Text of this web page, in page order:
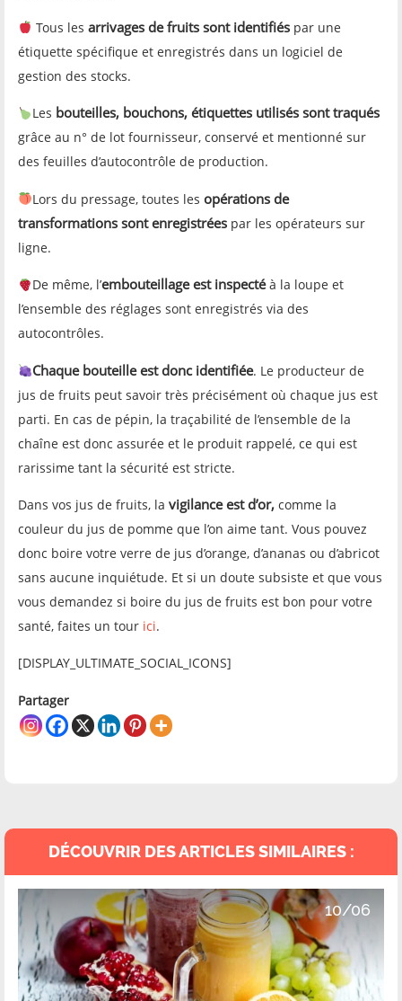
Tous les arrivages de fruits sont identifiéspar une
étiquette spécifique et enregistrés dans un logiciel de
gestion des stocks.
Les bouteilles, bouchons, étiquettes utilisés sont traqués
grâce au n° de lot fournisseur, conservé et mentionné sur
des feuilles d’autocontrôle de production.
Lors du pressage, toutes les opérations de
transformations sont enregistrées par les opérateurs sur
ligne.
De même, l’embouteillage est inspectéà la loupe et
l’ensemble des réglages sont enregistrés via des
autocontrôles.
Chaque bouteille est donc identifiée. Le producteur de
jus de fruits peut savoir très précisément où chaque jus est
parti. En cas de pépin, la traçabilité de l’ensemble de la
chaîne est donc assurée et le produit rappelé, ce qui est
rarissime tant la sécurité est stricte.
Dans vos jus de fruits, la vigilance est d’or, comme la
couleur du jus de pomme que l’on aime tant. Vous pouvez
donc boire votre verre de jus d’orange, d’ananas ou d’abricot
sans aucune inquiétude. Et si un doute subsiste et que vous
vous demandez si boire du jus de fruits est bon pour votre
santé, faites un tour ici.
[DISPLAY_ULTIMATE_SOCIAL_ICONS]
Partager
DÉCOUVRIR DES ARTICLES SIMILAIRES :
10/06